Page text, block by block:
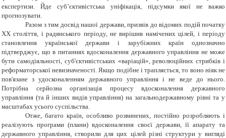
експертизи. Йде суб’єктивістська уніфікація, підсумки якої не важко
прогнозувати.
Разом з тим досвід нашої держави, призвів до відомих подій початку
XX століття, і радянського періоду, не вирішив намічених цілей, і періоду
становлення української держави і зарубіжних країн однозначно
підтверджує, що в питаннях вдосконалення державного управління не може
бути самодіяльності, суб'єктивістських «варіацій», революційних стрибків і
реформаторської невизначеності. Якщо подібне і трапляється, то воно ніяк не
пов'язане з удосконаленням державного управління і не веде до нього.
Потрібна серйозна організація процесу вдосконалення державного
управління (та й інших видів управління) на загальнодержавному рівні та у
масштабах усього суспільства.
Отже, багато країн, особливо розвинених, постійно розробляють і
реалізують програми (плани) вдосконалення своєї держави, її апарату та
державного управління, створили для цих цілей різні структури у вигляді